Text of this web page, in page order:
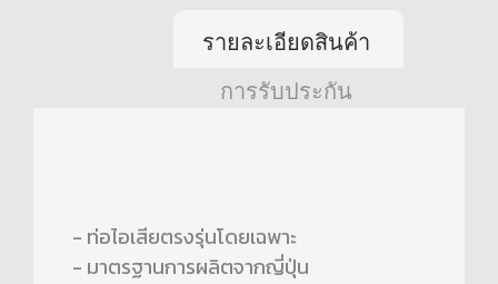
รายละเอียดสินค้า
การรับประกัน
- ท่อไอเสียตรงรุ่นโดยเฉพาะ
- มาตรฐานการผลิตจากญี่ปุ่น